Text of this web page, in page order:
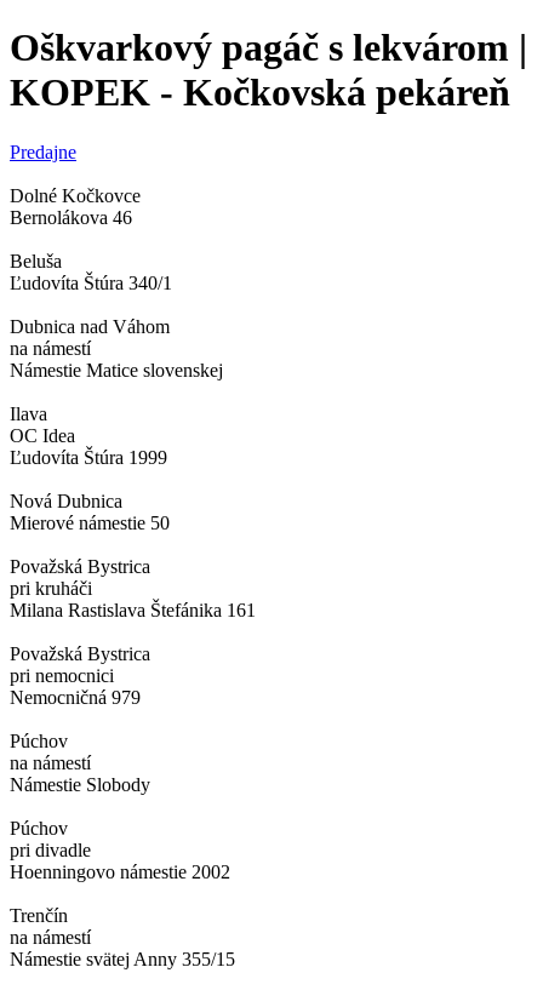
Oškvarkový pagáč s lekvárom |
KOPEK - Kočkovská pekáreň
Predajne
Dolné Kočkovce
Bernolákova 46
Beluša
Ľudovíta Štúra 340/1
Dubnica nad Váhom
na námestí
Námestie Matice slovenskej
Ilava
OC Idea
Ľudovíta Štúra 1999
Nová Dubnica
Mierové námestie 50
Považská Bystrica
pri kruháči
Milana Rastislava Štefánika 161
Považská Bystrica
pri nemocnici
Nemocničná 979
Púchov
na námestí
Námestie Slobody
Púchov
pri divadle
Hoenningovo námestie 2002
Trenčín
na námestí
Námestie svätej Anny 355/15